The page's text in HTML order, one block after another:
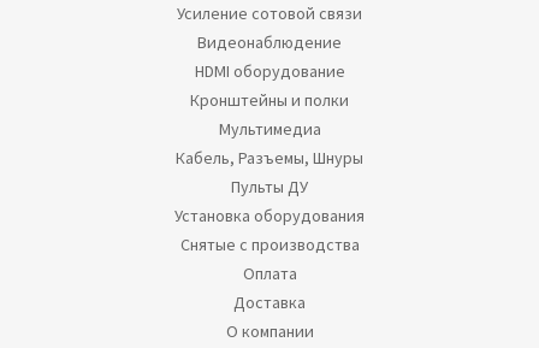
Усиление сотовой связи
Видеонаблюдение
HDMI оборудование
Кронштейны и полки
Мультимедиа
Кабель, Разъемы, Шнуры
Пульты ДУ
Установка оборудования
Снятые с производства
Оплата
Доставка
О компании